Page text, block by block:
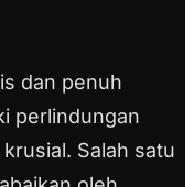
dan penuh
perlindungan
Salah satu